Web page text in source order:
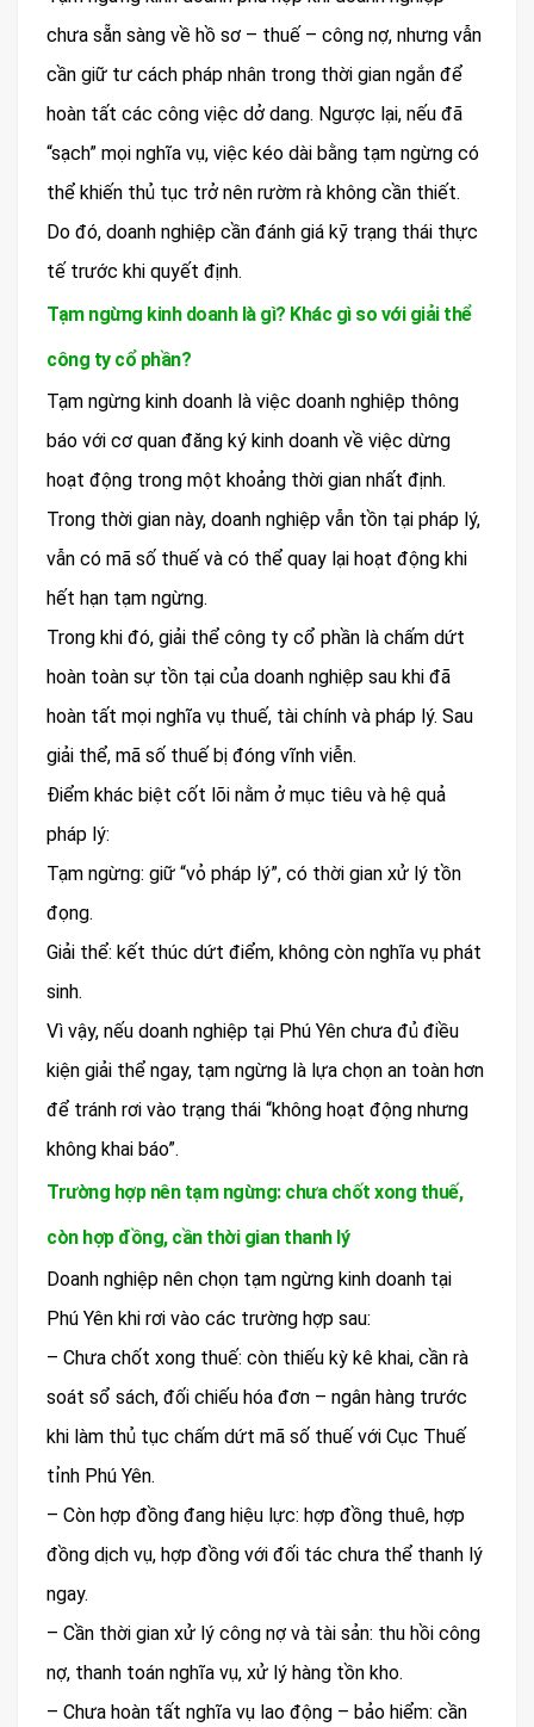
chưa sẵn sàng về hồ sơ – thuế – công nợ, nhưng vẫn
cần giữ tư cách pháp nhân trong thời gian ngắn để
hoàn tất các công việc dở dang. Ngược lại, nếu đã
“sạch” mọi nghĩa vụ, việc kéo dài bằng tạm ngừng có
thể khiến thủ tục trở nên rườm rà không cần thiết.
Do đó, doanh nghiệp cần đánh giá kỹ trạng thái thực
tế trước khi quyết định.
Tạm ngừng kinh doanh là gì? Khác gì so với giải thể
công ty cổ phần?
Tạm ngừng kinh doanh là việc doanh nghiệp thông
báo với cơ quan đăng ký kinh doanh về việc dừng
hoạt động trong một khoảng thời gian nhất định.
Trong thời gian này, doanh nghiệp vẫn tồn tại pháp lý,
vẫn có mã số thuế và có thể quay lại hoạt động khi
hết hạn tạm ngừng.
Trong khi đó, giải thể công ty cổ phần là chấm dứt
hoàn toàn sự tồn tại của doanh nghiệp sau khi đã
hoàn tất mọi nghĩa vụ thuế, tài chính và pháp lý. Sau
giải thể, mã số thuế bị đóng vĩnh viễn.
Điểm khác biệt cốt lõi nằm ở mục tiêu và hệ quả
pháp lý:
Tạm ngừng: giữ “vỏ pháp lý”, có thời gian xử lý tồn
đọng.
Giải thể: kết thúc dứt điểm, không còn nghĩa vụ phát
sinh.
Vì vậy, nếu doanh nghiệp tại Phú Yên chưa đủ điều
kiện giải thể ngay, tạm ngừng là lựa chọn an toàn hơn
để tránh rơi vào trạng thái “không hoạt động nhưng
không khai báo”.
Trường hợp nên tạm ngừng: chưa chốt xong thuế,
còn hợp đồng, cần thời gian thanh lý
Doanh nghiệp nên chọn tạm ngừng kinh doanh tại
Phú Yên khi rơi vào các trường hợp sau:
– Chưa chốt xong thuế: còn thiếu kỳ kê khai, cần rà
soát sổ sách, đối chiếu hóa đơn – ngân hàng trước
khi làm thủ tục chấm dứt mã số thuế với Cục Thuế
tỉnh Phú Yên.
– Còn hợp đồng đang hiệu lực: hợp đồng thuê, hợp
đồng dịch vụ, hợp đồng với đối tác chưa thể thanh lý
ngay.
– Cần thời gian xử lý công nợ và tài sản: thu hồi công
nợ, thanh toán nghĩa vụ, xử lý hàng tồn kho.
– Chưa hoàn tất nghĩa vụ lao động – bảo hiểm: cần